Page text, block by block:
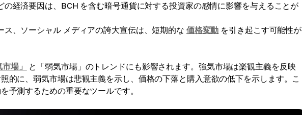
の経済要因は、BCH を含む暗号通貨に対する投資家の感情に影響を与えることが
ス、ソーシャル メディアの誇大宣伝は、短期的な 価格変動 を引き起こす可能性が
市場」
と「弱気市場」のトレンドにも影響されます。強気市場は楽観主義を反映
的に、弱気市場は悲観主義を示し、価格の下落と購入意欲の低下を示します。こ
予測するための重要なツールです。